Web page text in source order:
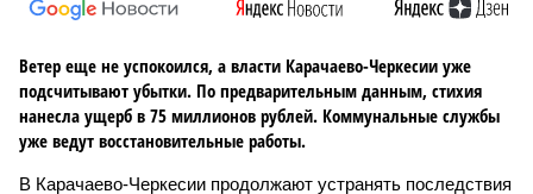
Ветер еще не успокоился, а власти Карачаево-Черкесии уже
подсчитывают убытки. По предварительным данным, стихия
нанесла ущерб в 75 миллионов рублей. Коммунальные службы
уже ведут восстановительные работы.
В Карачаево-Черкесии продолжают устранять последствия